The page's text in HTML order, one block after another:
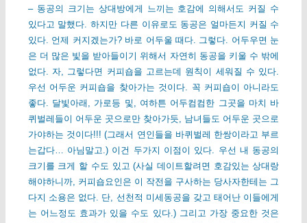
– 동공의 크기는 상대방에게 느끼는 호감에 의해서도 커질 수
있다고 말했다. 하지만 다른 이유로도 동공은 얼마든지 커질 수
있다. 언제 커지겠는가? 바로 어두울 때다. 그렇다. 어두우면 눈
은 더 많은 빛을 받아들이기 위해서 자연히 동공을 키울 수 밖에
없다. 자, 그렇다면 커피숍을 고르는데 원칙이 세워질 수 있다.
우선 어두운 커피숍을 찾아가는 것이다. 꼭 커피숍이 아니라도
좋다. 달빛아래, 가로등 및, 여하튼 어두컴컴한 그곳을 마치 바
퀴벌레들이 어두운 곳으로만 찾아가듯, 남녀들도 어두운 곳으로
가야하는 것이다!!! (그래서 연인들을 바퀴벌레 한쌍이라고 부르
는갑다… 아님말고.) 이건 두가지 이점이 있다. 우선 내 동공의
크기를 크게 할 수도 있고 (사실 데이트할려면 호감있는 상대랑
해야하니까, 커피숍요인은 이 작전을 구사하는 당사자한테는 그
다지 소용은 없다. 단, 선천적 미세동공을 갖고 태어난 이들에게
는 어느정도 효과가 있을 수도 있다.) 그리고 가장 중요한 것은